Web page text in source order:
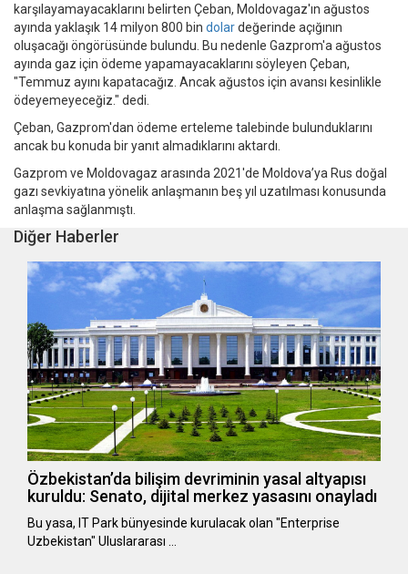
karşılayamayacaklarını belirten Çeban, Moldovagaz'ın ağustos
ayında yaklaşık 14 milyon 800 bin dolardeğerinde açığının
oluşacağı öngörüsünde bulundu. Bu nedenle Gazprom'a ağustos
ayında gaz için ödeme yapamayacaklarını söyleyen Çeban,
"Temmuz ayını kapatacağız. Ancak ağustos için avansı kesinlikle
ödeyemeyeceğiz." dedi.
Çeban, Gazprom'dan ödeme erteleme talebinde bulunduklarını
ancak bu konuda bir yanıt almadıklarını aktardı.
Gazprom ve Moldovagaz arasında 2021'de Moldova’ya Rus doğal
gazı sevkiyatına yönelik anlaşmanın beş yıl uzatılması konusunda
anlaşma sağlanmıştı.
Diğer Haberler
Özbekistan’da bilişim devriminin yasal altyapısı
kuruldu: Senato, dijital merkez yasasını onayladı
Bu yasa, IT Park bünyesinde kurulacak olan "Enterprise
Uzbekistan" Uluslararası …